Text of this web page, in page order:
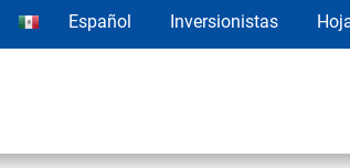
Español Inversionistas